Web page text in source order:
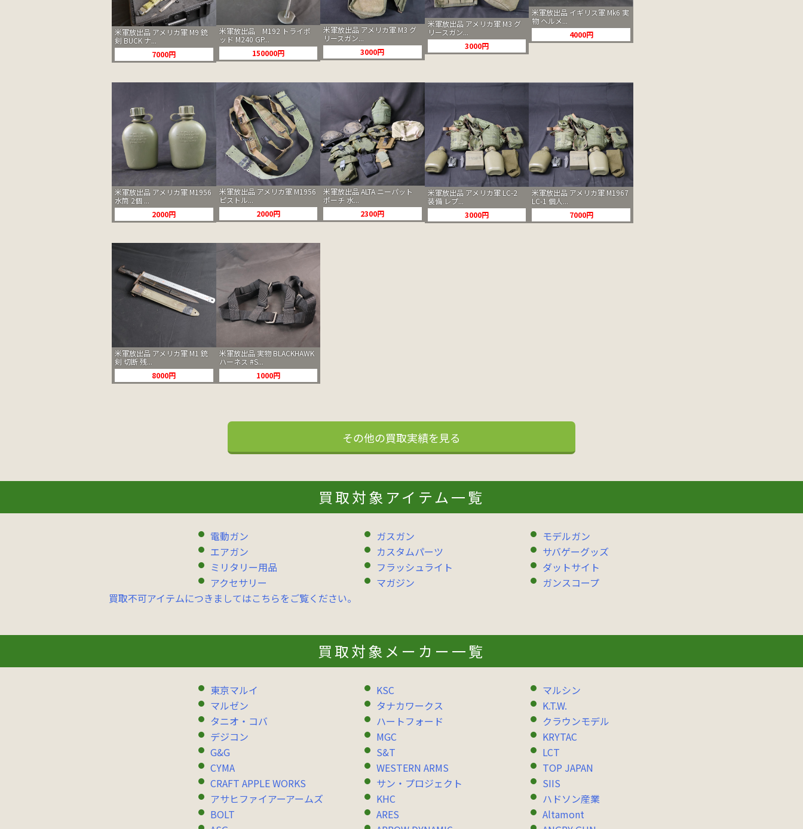
米軍放出品 アメリカ軍 M9 銃
剣 BUCK ナ...
7000円
米軍放出品 M192 トライポ
ッド M240 GP...
150000円
米軍放出品 アメリカ軍 M3 グ
リースガン...
3000円
米軍放出品 アメリカ軍 M3 グ
リースガン...
3000円
米軍放出品 イギリス軍 Mk6 実
物 ヘルメ...
4000円
米軍放出品 アメリカ軍 M1956
水筒 2個 ...
2000円
米軍放出品 アメリカ軍 M1956
ピストル...
2000円
米軍放出品 ALTA ニーパット
ポーチ 水...
2300円
米軍放出品 アメリカ軍 LC-2
装備 レプ...
3000円
米軍放出品 アメリカ軍 M1967
LC-1 個人...
7000円
米軍放出品 アメリカ軍 M1 銃
剣 切断 残...
8000円
米軍放出品 実物 BLACKHAWK
ハーネス #S...
1000円
その他の買取実績を見る
買取対象アイテム一覧
電動ガン ガスガン
モデルガン
エアガン
カスタムパーツ
サバゲーグッズ
ミリタリー用品
フラッシュライト
ダットサイト
アクセサリー
マガジン
ガンスコープ
買取不可アイテムにつきましてはこちらをご覧ください。
買取対象メーカー一覧
東京マルイ KSC
マルシン
マルゼン
タナカワークス
K.T.W.
タニオ・コバ
ハートフォード
クラウンモデル
デジコン
MGC
KRYTAC
G&G
S&T
LCT
CYMA
WESTERN ARMS
TOP JAPAN
CRAFT APPLE WORKS
サン・プロジェクト
SIIS
アサヒファイアーアームズ
KHC
ハドソン産業
BOLT
ARES
Altamont